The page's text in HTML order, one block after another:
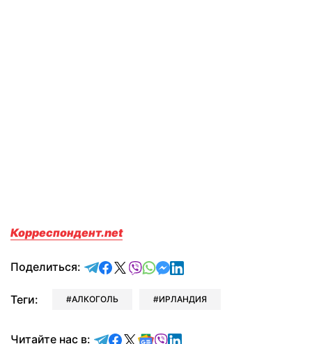
Корреспондент.net
Поделиться: отправить в Telegram
поделиться в Facebook
поделиться в X
отправить в Viber
отправить в Whatsapp
отправить в Messenger
отправить в LinkedIn
Теги: АЛКОГОЛЬ ИРЛАНДИЯ
Читайте нас в: Читайте в Telegram
Читайте в Facebook
Читайте в X
Читайте в Google news
Читайте в Viber
Читайте в LinkedIn